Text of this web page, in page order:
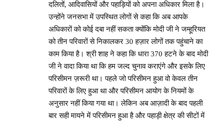
दलितों, आदिवासियों और पहाड़ियों को अपना अधिकार मिला है।
उन्होंने जनसभा में उपस्थित लोगों से कहा कि अब आपके
अधिकारों को कोई दबा नहीं सकता क्योंकि मोदी जी ने जम्हूरियत
को तीन परिवारों से निकालकर 30 हज़ार लोगों तक पहुंचाने का
काम किया है। श्री शाह ने कहा कि धारा 370 हटने के बाद मोदी
जी ने वादा किया था कि हम जल्द चुनाव कराएंगे और इसके लिए
परिसीमन ज़रूरी था। पहले जो परिसीमन हुआ वो केवल तीन
परिवारों के लिए हुआ था और परिसीमन आयोग के नियमों के
अनुसार नहीं किया गया था। लेकिन अब आज़ादी के बाद पहली
बार सही मायने में परिसीमन हुआ है और पहाड़ी क्षेत्र की सीटों में